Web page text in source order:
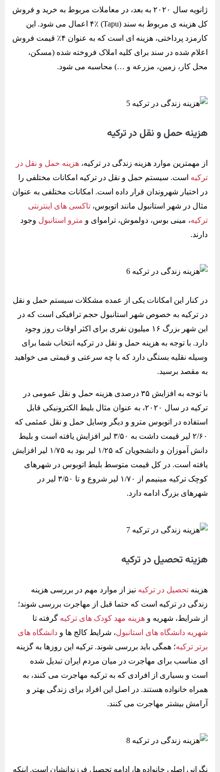
ژانویه سال ۲۰۲۰ به بعد، در معاملات مربوط به خرید و فروش
کل هزینه ی مربوط به سند (Tapu) ۴٪ اعمال می شود. این
کارمزد پرداختی، هزینه ای است که به عنوان ۴٪ قیمت فروش
اعلام شده در سند برای کلیه املاک فروخته شده (مسکن،
محل کار، زمین، مزرعه و …) محاسبه می شود.
هزینه حمل و نقل در ترکیه
از مهمترین موارد هزینه زندگی در ترکیه، هزینه حمل و نقل در
ترکیه است. سیستم حمل و نقل در ترکیه امکانات مختلفی را
در اختیار شهروندان قرار داده است. امکانات مختلفی به عنوان
مثال در شهر استانبول مانند اتوبوس، تاکسی های اینترنتی
ترکیه، مینی بوس، دولموش، تراموای و مترو استانبول وجود
دارند.
در کنار این امکانات یکی از عمده مشکلات سیستم حمل و نقل
در ترکیه به خصوص شهر استانبول حجم ترافیکی است که در
این شهر بزرگ ۱۶ میلیون نفری برای اکثر اوقات روز وجود
دارد. با توجه به هزینه حمل و نقل در ترکیه انتخاب شما برای
وسیله نقلیه بستگی دارد که با چه سرعتی و قیمتی می خواهید
به مقصد برسید.
با توجه به افزایش ۳۵ درصدی هزینه حمل و نقل عمومی در
ترکیه در سال ۲۰۲۰، به عنوان مثال بلیط الکترونیکی قابل
استفاده در اتوبوس مترو و دیگر وسایل حمل و نقل عمئمی که
۲/۶۰ لیر قیمت داشت به ۳/۵۰ لیر افزایش یافته است و بلیط
دانش آموزان و دانشجویان که ۱/۲۵ لیر بود به ۱/۷۵ لیر افزایش
یافته است. در کل قیمت متوسط بلیط اتوبوس در شهرهای
کوچک ترکیه مینیمم از ۱/۷۰ لیر شروع و تا ۳/۵۰ لیر در
شهرهای بزرگ ادامه دارد.
هزینه تحصیل در ترکیه
هزینه تحصیل در ترکیه نیز از موارد مهم در بررسی هزینه
زندگی در ترکیه است که حتما قبل از مهاجرت بررسی شوند؛
از شرایط، شهریه و هزینه مهد کودک های ترکیه گرفته تا
شهریه دانشگاه های استانبول، شرایط کالج ها و دانشگاه های
برتر ترکیه؛ همگی باید بررسی شوند. ترکیه این روزها به گزینه
‌ای مناسب برای مهاجرت در میان مردم ایران تبدیل شده
است و بسیاری از افرادی که به ترکیه مهاجرت می کنند، به
همراه خانواده هستند. در اصل این افراد برای زندگی بهتر و
آرامش بیشتر مهاجرت می کنند.
نگرانی اصلی خانواده ها، ادامه تحصیل فرزندانشان است. اینکه